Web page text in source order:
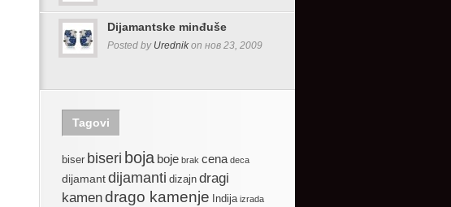
Dijamantske minđuše
Posted by Urednik on нов 23, 2009
Tagovi
biser biseri boja boje brak cena deca
dijamantdijamanti dizajn dragi
kamendrago kamenje Indija izrada